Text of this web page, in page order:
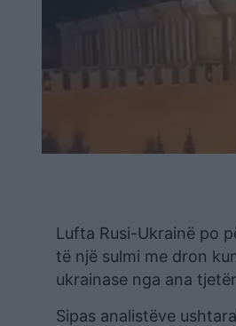
Lufta Rusi-Ukrainë po
të një sulmi me dron
ukrainase nga ana
Sipas analistëve